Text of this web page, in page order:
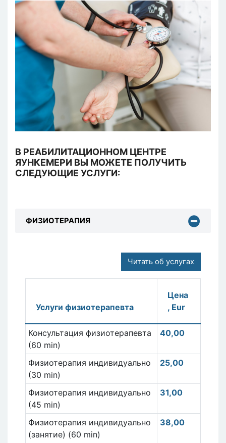
В РЕАБИЛИТАЦИОННОМ ЦЕНТРЕ
ЯУНКЕМЕРИ ВЫ МОЖЕТЕ ПОЛУЧИТЬ
СЛЕДУЮЩИЕ УСЛУГИ:
ФИЗИОТЕРАПИЯ
Читать об услугах
Услуги физиотерапевта
Цена
, Eur
Консультация физиотерапевта
(60 min)
40,00
Физиотерапия индивидуально
(30 min)
25,00
Физиотерапия индивидуально
(45 min)
31,00
Физиотерапия индивидуально
(занятие) (60 min)
38,00